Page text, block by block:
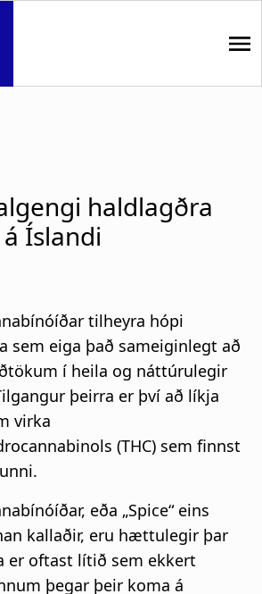
i
g
t
haldlagðra
Íslandi
tilheyra hópi
sem eiga það sameiginlegt að
í heila og náttúrulegir
þeirra er því að líkja
virka
(THC) sem finnst
eða „Spice“ eins
kallaðir, eru hættulegir þar
er oftast lítið sem ekkert
þegar þeir koma á